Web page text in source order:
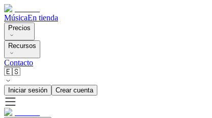
MúsicaEn tienda
Precios
Recursos
Contacto
🇪🇸
Iniciar sesión Crear cuenta